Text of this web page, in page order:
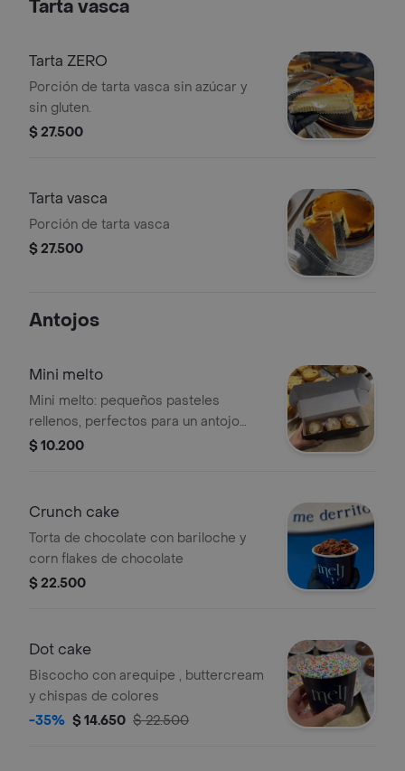
Tarta vasca
Tarta ZERO
Porción de tarta vasca sin azúcar y
sin gluten.
$ 27.500
Tarta vasca
Porción de tarta vasca
$ 27.500
Antojos
Mini melto
Mini melto: pequeños pasteles
rellenos, perfectos para un antojo
dulce. Incluyen trozos de chocolate
$ 10.200
Crunch cake
Torta de chocolate con bariloche y
corn flakes de chocolate
$ 22.500
Dot cake
Biscocho con arequipe , buttercream
y chispas de colores
-35% $ 14.650 $ 22.500